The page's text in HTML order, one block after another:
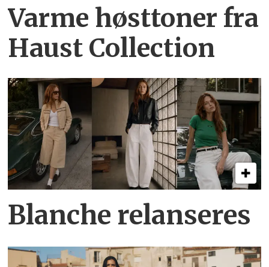
Varme høsttoner fra
Haust Collection
Blanche relanseres